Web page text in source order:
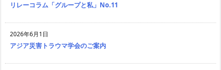
リレーコラム「グループと私」No.11
2026年6月1日
アジア災害トラウマ学会のご案内